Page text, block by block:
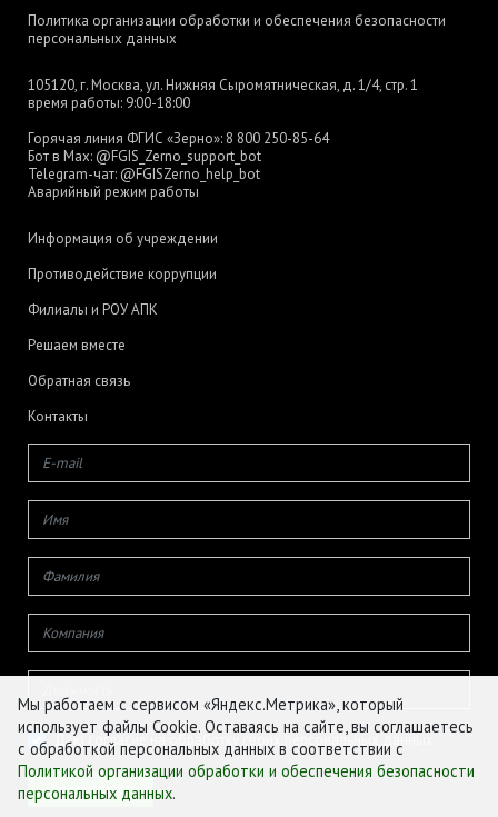
Политика организации обработки и обеспечения безопасности
персональных данных
105120, г. Москва, ул. Нижняя Сыромятническая, д. 1/4, стр. 1
время работы: 9:00-18:00
Горячая линия ФГИС «Зерно»: 8 800 250-85-64
Бот в Max: @FGIS_Zerno_support_bot
Telegram-чат: @FGISZerno_help_bot
Аварийный режим работы
Информация об учреждении
Противодействие коррупции
Филиалы и РОУ АПК
Решаем вместе
Обратная связь
Контакты
Даю согласие на обработку своих персональных данных
Мы работаем с сервисом «Яндекс.Метрика», который
использует файлы Cookie. Оставаясь на сайте, вы соглашаетесь
с обработкой персональных данных в соответствии с
Политикой организации обработки и обеспечения безопасности
персональных данных.